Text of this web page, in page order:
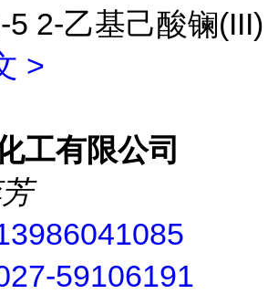
5 2-乙基己酸镧(III)
>
工有限公司
59106191